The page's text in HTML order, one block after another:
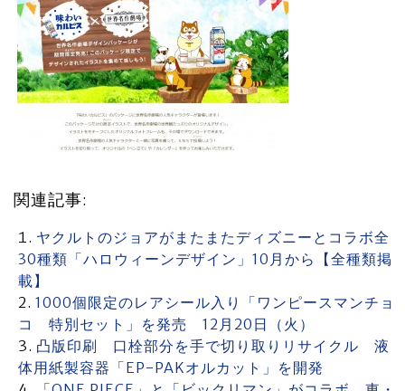
関連記事:
ヤクルトのジョアがまたまたディズニーとコラボ全
30種類「ハロウィーンデザイン」10月から【全種類掲
載】
1000個限定のレアシール入り「ワンピースマンチョ
コ 特別セット」を発売 12月20日（火）
凸版印刷 口栓部分を手で切り取りリサイクル 液
体用紙製容器「EP-PAKオルカット」を開発